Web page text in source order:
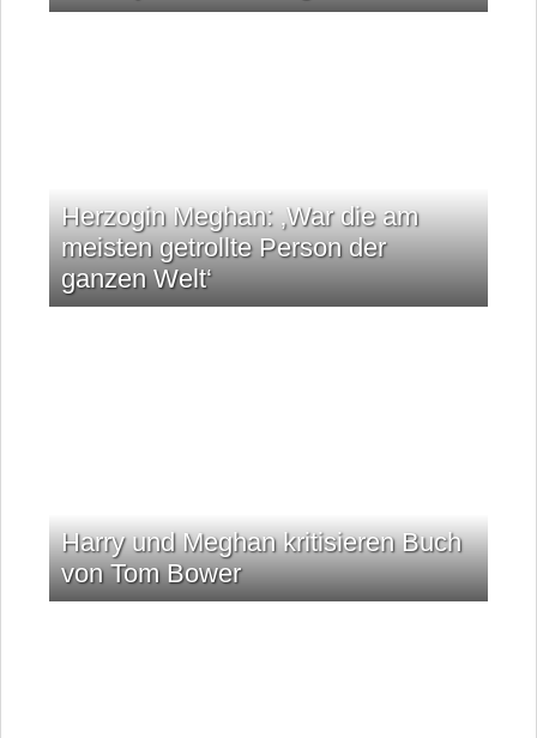
Herzogin Meghan: ‚War die am
meisten getrollte Person der
ganzen Welt‘
Harry und Meghan kritisieren Buch
von Tom Bower